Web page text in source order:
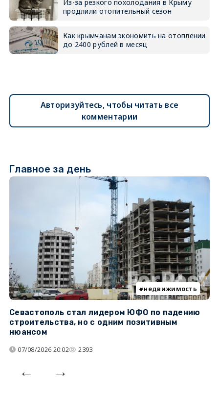
Из-за резкого похолодания в Крыму
продлили отопительный сезон
Как крымчанам экономить на отоплении
до 2400 рублей в месяц
Авторизуйтесь, чтобы читать все
комментарии
Главное за день
недвижимость
Севастополь стал лидером ЮФО по падению
строительства, но с одним позитивным
нюансом
07/08/2026 20:02 2393